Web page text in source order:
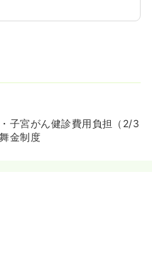
子宮がん健診費用負担（2/3
金制度